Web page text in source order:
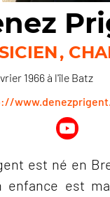
1966 à l'île Batz
est né en
enfance est